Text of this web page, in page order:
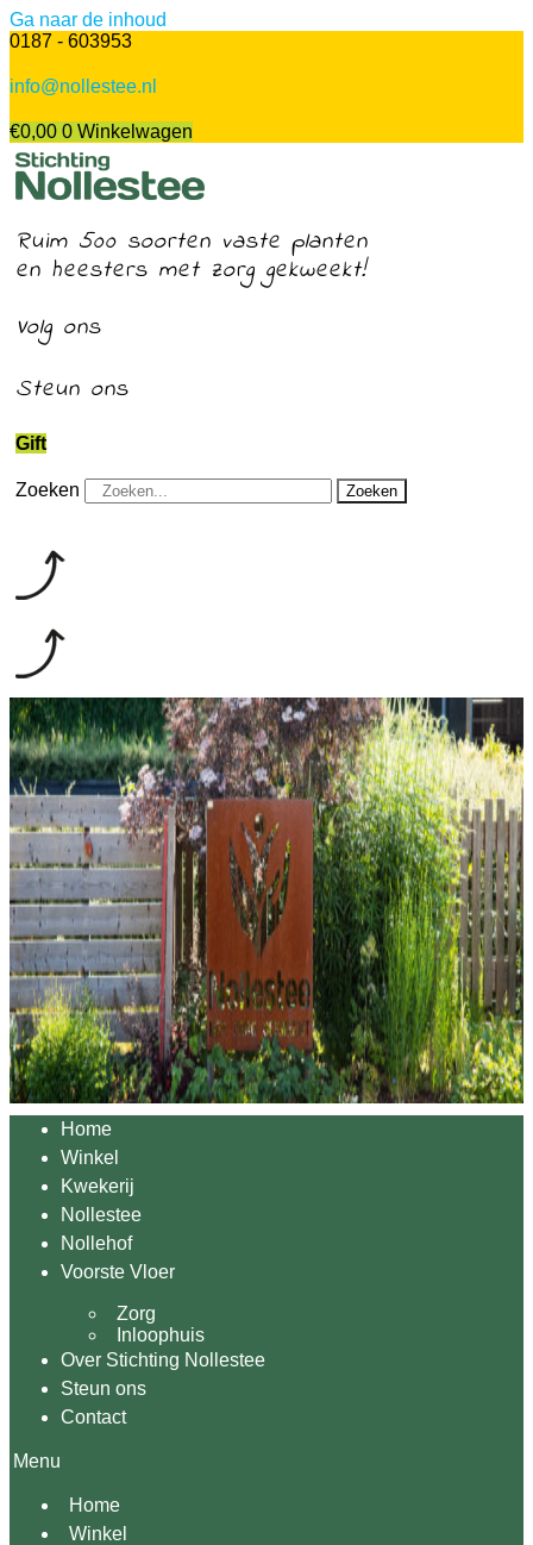
Ga naar de inhoud
0187 - 603953
info@nollestee.nl
€0,00 0 Winkelwagen
Ruim 500 soorten vaste planten
en heesters met zorg gekweekt!
Volg ons
Steun ons
Gift
Zoeken Zoeken
Home
Winkel
Kwekerij
Nollestee
Nollehof
Voorste Vloer
Zorg
Inloophuis
Over Stichting Nollestee
Steun ons
Contact
Menu
Home
Winkel